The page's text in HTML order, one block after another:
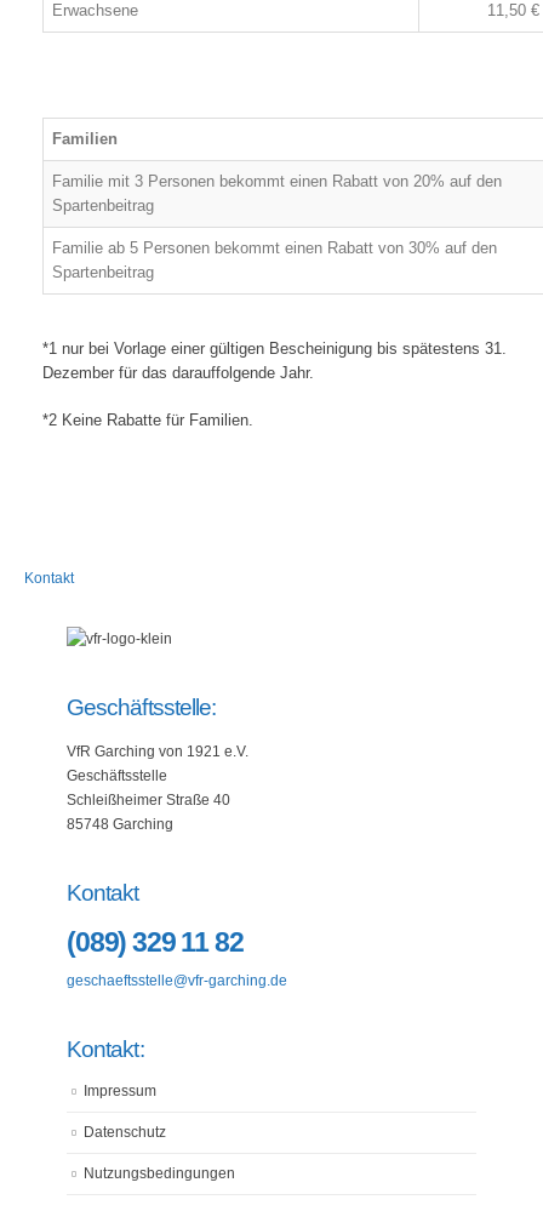
Erwachsene 11,50 €
Familien
Familie mit 3 Personen bekommt einen Rabatt von 20% auf den
Spartenbeitrag
Familie ab 5 Personen bekommt einen Rabatt von 30% auf den
Spartenbeitrag
*1 nur bei Vorlage einer gültigen Bescheinigung bis spätestens 31.
Dezember für das darauffolgende Jahr.
*2 Keine Rabatte für Familien.
Kontakt
Geschäftsstelle:
VfR Garching von 1921 e.V.
Geschäftsstelle
Schleißheimer Straße 40
85748 Garching
Kontakt
(089) 329 11 82
geschaeftsstelle@vfr-garching.de
Kontakt:
Impressum
Datenschutz
Nutzungsbedingungen